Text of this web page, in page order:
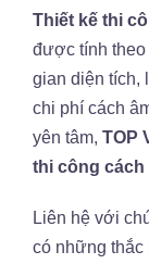
Thiết kế thi
được tính theo
gian diện tích,
chi phí cách
yên tâm, TOP
thi công cách
Liên hệ với
có những thắc